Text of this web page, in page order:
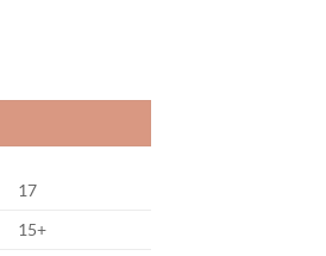
17
15+